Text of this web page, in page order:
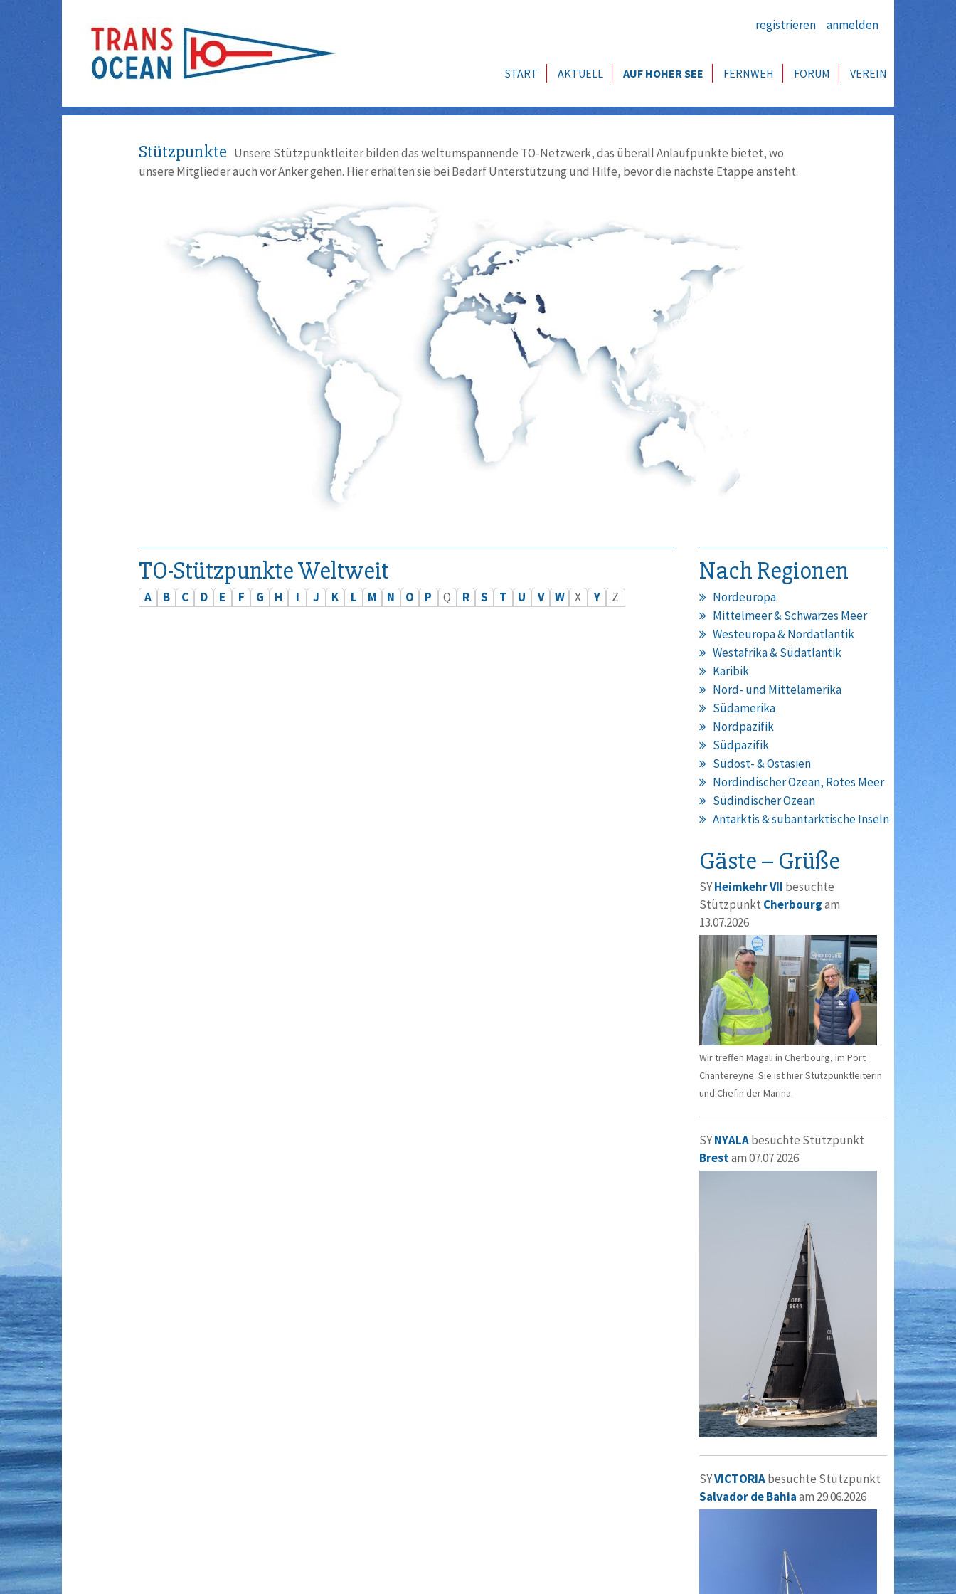
registrieren anmelden
START AKTUELL AUF HOHER SEE FERNWEH FORUM VEREIN
Stützpunkte Unsere Stützpunktleiter bilden das weltumspannende TO-Netzwerk, das überall Anlaufpunkte bietet, wo
unsere Mitglieder auch vor Anker gehen. Hier erhalten sie bei Bedarf Unterstützung und Hilfe, bevor die nächste Etappe ansteht.
TO-Stützpunkte Weltweit
A B C D E F G H I J K L M N O P Q R S T U V W X Y Z
Nach Regionen
Nordeuropa
Mittelmeer & Schwarzes Meer
Westeuropa & Nordatlantik
Westafrika & Südatlantik
Karibik
Nord- und Mittelamerika
Südamerika
Nordpazifik
Südpazifik
Südost- & Ostasien
Nordindischer Ozean, Rotes Meer
Südindischer Ozean
Antarktis & subantarktische Inseln
Gäste – Grüße
SYHeimkehr VII besuchte
Stützpunkt Cherbourgam
13.07.2026
Wir treffen Magali in Cherbourg, im Port
Chantereyne. Sie ist hier Stützpunktleiterin
und Chefin der Marina.
SYNYALAbesuchte Stützpunkt
Brestam 07.07.2026
SYVICTORIAbesuchte Stützpunkt
Salvador de Bahiaam 29.06.2026